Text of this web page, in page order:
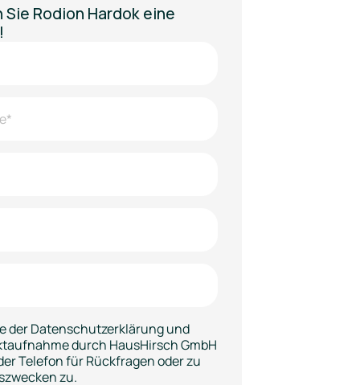
Rodion Hardok eine
der Datenschutzerklärung und
durch HausHirsch GmbH
Telefon für Rückfragen oder zu
zu.